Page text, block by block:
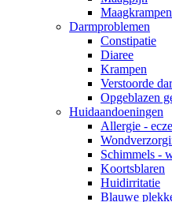
Maagkrampen
Darmproblemen
Constipatie
Diaree
Krampen
Verstoorde
Opgeblazen
Huidaandoeningen
Allergie -
Schimmels -
Koortsblaren
Huidirritatie
Blauwe